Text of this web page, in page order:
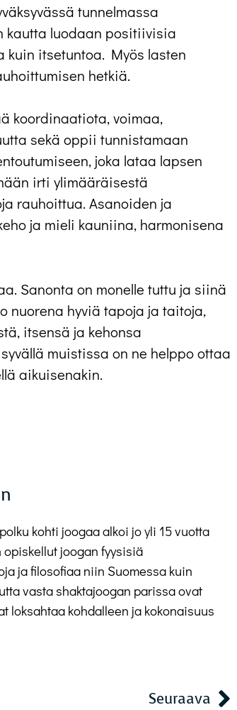
tunnelmassa
kautta luodaan positiivisia
kuin itsetuntoa. Myös lasten
hetkiä.
koordinaatiota, voimaa,
sekä oppii tunnistamaan
joka lataa lapsen
irti ylimääräisestä
rauhoittua. Asanoiden ja
ja mieli kauniina, harmonisena
Sanonta on monelle tuttu ja siinä
nuorena hyviä tapoja ja taitoja,
itsensä ja kehonsa
muistissa on ne helppo ottaa
aikuisenakin.
kohti joogaa alkoi jo yli 15 vuotta
joogan fyysisiä
ja filosofiaa niin Suomessa kuin
vasta shaktajoogan parissa ovat
loksahtaa kohdalleen ja kokonaisuus
Seuraava